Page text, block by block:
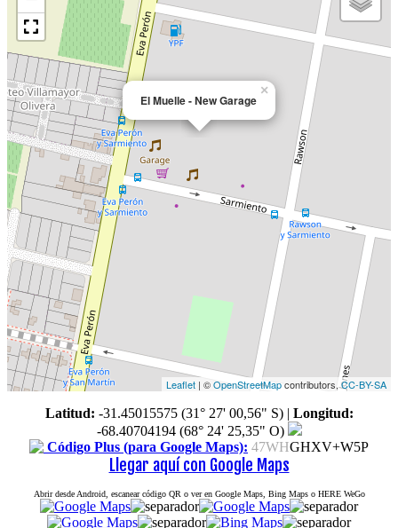
El Muelle - New Garage
×
Leaflet | ©OpenStreetMapcontributors,CC-BY-SA
Latitud: -31.45015575 (31° 27' 00,56" S)| Longitud:
-68.40704194 (68° 24' 25,35" O)
Código Plus (para Google Maps): 47WHGHXV+W5P
Llegar aquí con Google Maps
Abrir desde Android, escanear código QR o ver en Google Maps, Bing Maps o HERE WeGo